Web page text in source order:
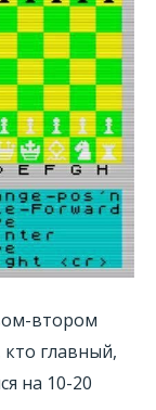
втором
главный,
на 10-20